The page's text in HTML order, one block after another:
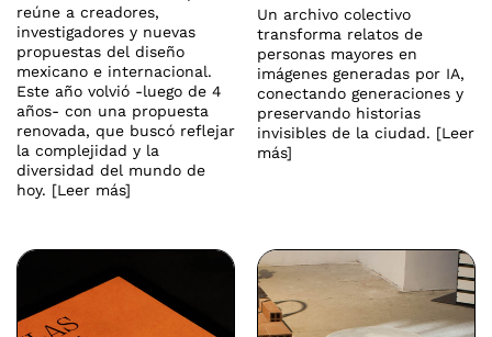
reúne a creadores,
investigadores y nuevas
propuestas del diseño
mexicano e internacional.
Este año volvió -luego de 4
años- con una propuesta
renovada, que buscó reflejar
la complejidad y la
diversidad del mundo de
hoy. [Leer más]
Un archivo colectivo
transforma relatos de
personas mayores en
imágenes generadas por IA,
conectando generaciones y
preservando historias
invisibles de la ciudad. [Leer
más]